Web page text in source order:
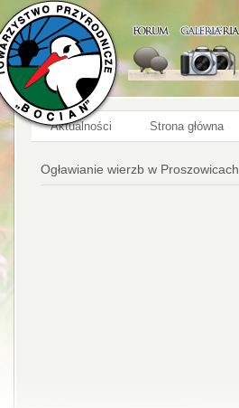
Aktualności Strona główna
Ogławianie wierzb w Proszowicach